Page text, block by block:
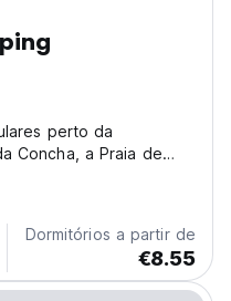
perto da
Concha, a Praia de
Jorge Amado, a 74
Dormitórios a partir de
€8.55